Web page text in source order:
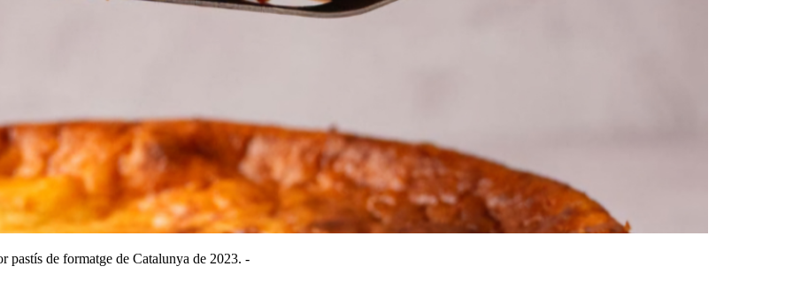
pastís de formatge de Catalunya de 2023. -